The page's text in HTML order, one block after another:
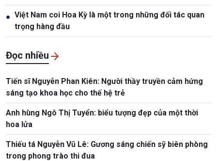
● Việt Nam coi Hoa Kỳ là một trong những đối tác quan
trọng hàng đầu
Đọc nhiều
Tiến sĩ Nguyễn Phan Kiên: Người thầy truyền cảm hứng
sáng tạo khoa học cho thế hệ trẻ
Anh hùng Ngô Thị Tuyển: biểu tượng đẹp của một thời
hoa lửa
Thiếu tá Nguyễn Vũ Lê: Gương sáng chiến sỹ biên phòng
trong phong trào thi đua